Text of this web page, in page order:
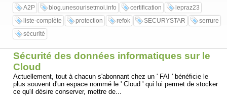
A2P blog.unesourisetmoi.info certification
lepraz23
liste-complète
protection refok SECURYSTAR
serrure
sécurité
Sécurité des données informatiques sur le
Cloud
Actuellement, tout à chacun s'abonnant chez un ' FAI ' bénéficie le
plus souvent d'un espace nommé le ' Cloud ' qui lui permet de stocker
ce qu'il désire conserver, mettre de...